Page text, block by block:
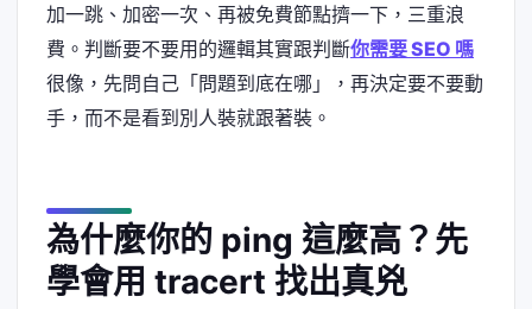
加一跳、加密一次、再被免費節點擠一下，三重浪
費。判斷要不要用的邏輯其實跟判斷你需要 SEO 嗎
很像，先問自己「問題到底在哪」，再決定要不要動
手，而不是看到別人裝就跟著裝。
為什麼你的 ping 這麼高？先
學會用 tracert 找出真兇